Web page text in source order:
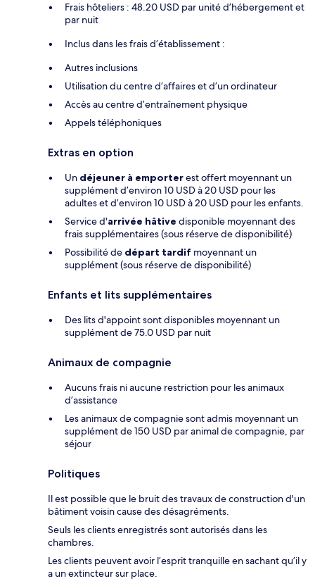
Frais hôteliers : 48.20 USD par unité d’hébergement et
par nuit
Inclus dans les frais d’établissement :
Autres inclusions
Utilisation du centre d’affaires et d’un ordinateur
Accès au centre d’entraînement physique
Appels téléphoniques
Extras en option
Un déjeuner à emporterest offert moyennant un
supplément d’environ 10 USD à 20 USD pour les
adultes et d’environ 10 USD à 20 USD pour les enfants.
Service d'arrivée hâtive disponible moyennant des
frais supplémentaires (sous réserve de disponibilité)
Possibilité de départ tardif moyennant un
supplément (sous réserve de disponibilité)
Enfants et lits supplémentaires
Des lits d'appoint sont disponibles moyennant un
supplément de 75.0 USD par nuit
Animaux de compagnie
Aucuns frais ni aucune restriction pour les animaux
d’assistance
Les animaux de compagnie sont admis moyennant un
supplément de 150 USD par animal de compagnie, par
séjour
Politiques
Il est possible que le bruit des travaux de construction d'un
bâtiment voisin cause des désagréments.
Seuls les clients enregistrés sont autorisés dans les
chambres.
Les clients peuvent avoir l’esprit tranquille en sachant qu’il y
a un extincteur sur place.